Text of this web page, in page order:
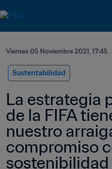
Viernes 05 Noviembre 2021, 17:45
Sustentabilidad
La estrategia
de la FIFA
nuestro
compromiso
sostenibilidad